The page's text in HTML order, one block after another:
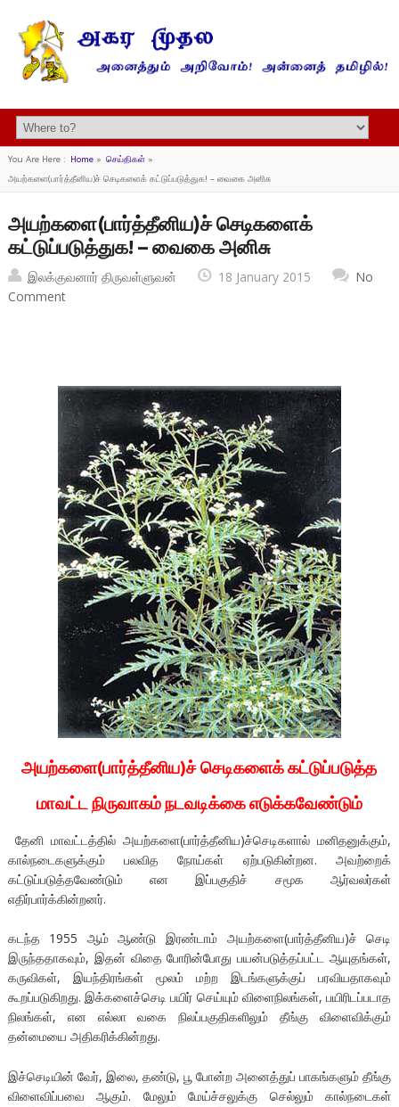
You Are Here : Home» செய்திகள்»
அயற்களை(பார்த்தீனிய)ச் செடிகளைக் கட்டுப்படுத்துக! – வைகை அனிசு
அயற்களை(பார்த்தீனிய)ச் செடிகளைக்
கட்டுப்படுத்துக! – வைகை அனிசு
இலக்குவனார் திருவள்ளுவன் 18 January 2015
No
Comment
அயற்களை(பார்த்தீனிய)ச் செடிகளைக் கட்டுப்படுத்த
மாவட்ட நிருவாகம் நடவடிக்கை எடுக்கவேண்டும்
தேனி மாவட்டத்தில் அயற்களை(பார்த்தீனிய)ச்செடிகளால் மனிதனுக்கும்,
கால்நடைகளுக்கும் பலவித நோய்கள் ஏற்படுகின்றன. அவற்றைக்
கட்டுப்படுத்தவேண்டும் என இப்பகுதிச் சமூக ஆர்வலர்கள்
எதிர்பார்க்கின்றனர்.
கடந்த 1955 ஆம் ஆண்டு இரண்டாம் அயற்களை(பார்த்தீனிய)ச் செடி
இருந்ததாகவும், இதன் விதை போரின்போது பயன்படுத்தப்பட்ட ஆயுதங்கள்,
கருவிகள், இயந்திரங்கள் மூலம் மற்ற இடங்களுக்குப் பரவியதாகவும்
கூறப்படுகிறது. இக்களைச்செடி பயிர் செய்யும் விளைநிலங்கள், பயிரிடப்படாத
நிலங்கள், என எல்லா வகை நிலப்பகுதிகளிலும் தீங்கு விளைவிக்கும்
தன்மையை அதிகரிக்கின்றது.
இச்செடியின் வேர், இலை, தண்டு, பூ போன்ற அனைத்துப் பாகங்களும் தீங்கு
விளைவிப்பவை ஆகும். மேலும் மேய்ச்சலுக்கு செல்லும் கால்நடைகள்